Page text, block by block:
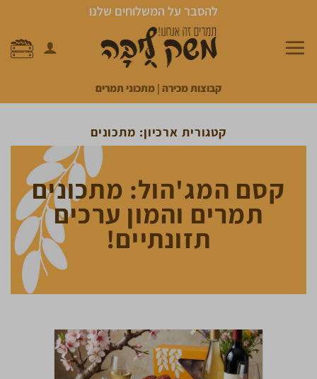
להסבר על המשלוחים שלנו
קבוצות מכירה|מתכוני תמרים
קטגורית ארכיון: מתכונים
קסם המג'הול: מתכונים
תמרים והמון ערכים
תזונתיים!